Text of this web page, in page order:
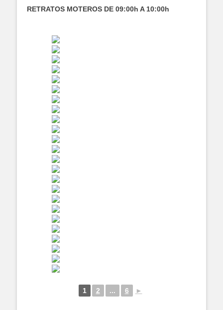
RETRATOS MOTEROS DE 09:00h A 10:00h
1 2 ... 6 ►